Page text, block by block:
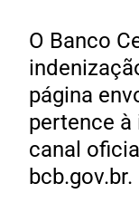
O Banco
página
pertence
canal
bcb.gov.br.